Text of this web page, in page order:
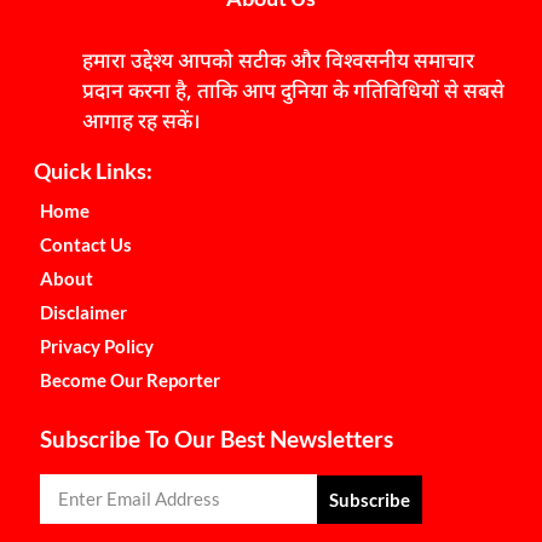
हमारा उद्देश्य आपको सटीक और विश्वसनीय समाचार
प्रदान करना है, ताकि आप दुनिया के गतिविधियों से सबसे
आगाह रह सकें।
Quick Links:
Home
Contact Us
About
Disclaimer
Privacy Policy
Become Our Reporter
Subscribe To Our Best Newsletters
Subscribe